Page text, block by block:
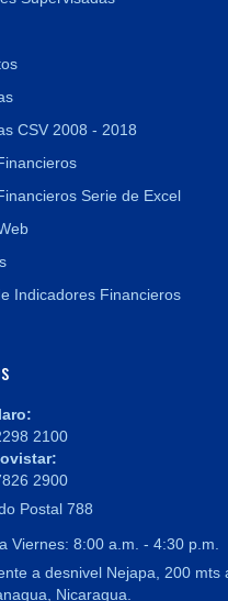
CSV 2008 - 2018
Serie de Excel
Indicadores Financieros
2100
2900
Postal 788
Viernes: 8:00 a.m. - 4:30 p.m.
a desnivel Nejapa, 200 mts
Nicaragua.